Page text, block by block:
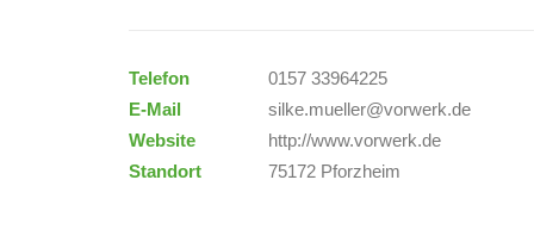
Telefon
0157 33964225
E-Mail
silke.mueller@vorwerk.de
Website
http://www.vorwerk.de
Standort
75172 Pforzheim